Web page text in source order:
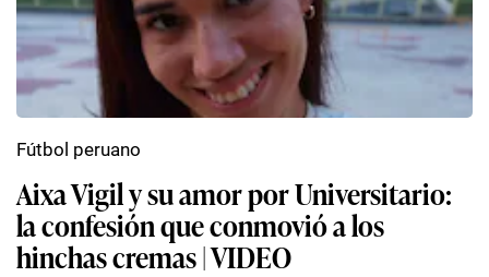
Aixa Vigil y su amor por Universitario:
la confesión que conmovió a los
hinchas cremas | VIDEO
Fútbol peruano